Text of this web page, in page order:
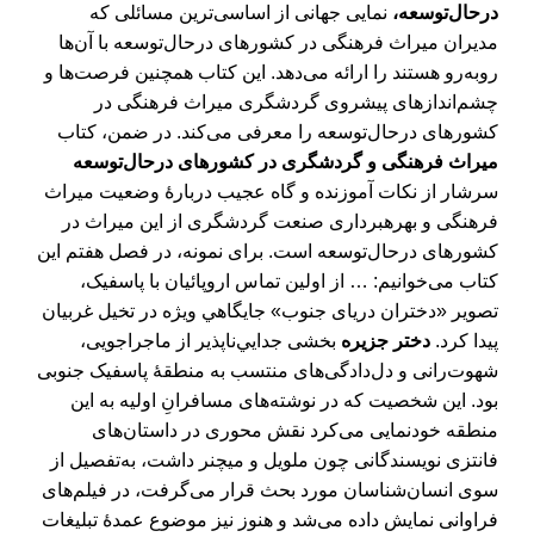
درحال‌توسعه، نمایی جهانی از اساسی­‌ترین مسائلی که
مدیران میراث فرهنگی در کشورهای درحال‌توسعه با آن‌ها
روبه‌رو هستند را ارائه می‌­دهد. این کتاب همچنین فرصت‌ها و
چشم‌‌اندازهای پیش­روی گردشگری میراث فرهنگی در
کشورهای درحال‌توسعه را معرفی می­‌کند. در ضمن، کتاب
میراث فرهنگی و گردشگری در کشورهای درحال‌توسعه
سرشار از نکات آموزنده و گاه عجیب دربارۀ وضعیت میراث
فرهنگی و بهره­برداری صنعت گردشگری از این میراث در
کشورهای درحال‌توسعه است. برای نمونه، در فصل هفتم این
کتاب می‌خوانیم: … از اولين تماس اروپائيان با پاسفیک،
تصویر «دختران دريای جنوب» جايگاهي ويژه در تخيل غربيان
پيدا كرد. دختر جزيره بخشی جدايي‌­ناپذير از ماجراجويی،
شهوت­‌رانی و دل‌­دادگی‌های منتسب به منطقۀ پاسفيک جنوبی
بود. این شخصیت که در نوشته‌­های مسافرانِ اوليه به این
منطقه خودنمایی می‌­کرد نقش محوری در داستان­‌های
فانتزی نويسندگانی چون ملويل و ميچنر داشت، به‌تفصيل از
سوی انسان‌شناسان مورد بحث قرار می­‌گرفت، در فيلم‌های
فراوانی نمایش داده می­‌شد و هنوز نيز موضوع عمدۀ تبليغات